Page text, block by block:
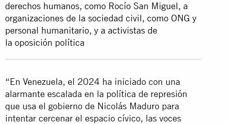
derechos humanos, como Rocío San Miguel, a
organizaciones de la sociedad civil, como ONG y
personal humanitario, y a activistas de
la oposición política
“En Venezuela, el 2024 ha iniciado con una
alarmante escalada en la política de represión
que usa el gobierno de Nicolás Maduro para
intentar cercenar el espacio cívico, las voces